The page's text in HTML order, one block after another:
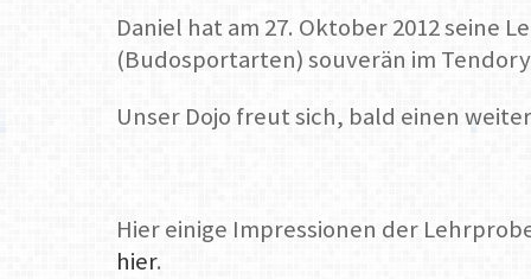
Daniel hat am 27. Oktober 2012 seine
(Budosportarten) souverän im
Unser Dojo freut sich, bald einen
Hier einige Impressionen der
hier.